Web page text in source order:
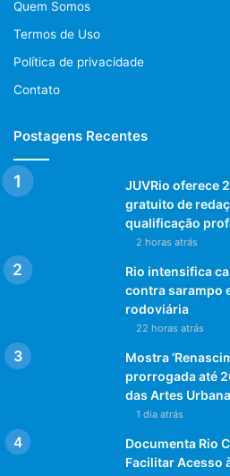
Quem Somos
Termos de Uso
Política de privacidade
Contato
Postagens Recentes
JUVRio oferece
gratuito de
qualificação
2 horas atrás
Rio intensifica
contra sarampo
rodoviária
22 horas atrás
Mostra
prorrogada até
das Artes
1 dia atrás
Documenta Rio
Facilitar Acesso